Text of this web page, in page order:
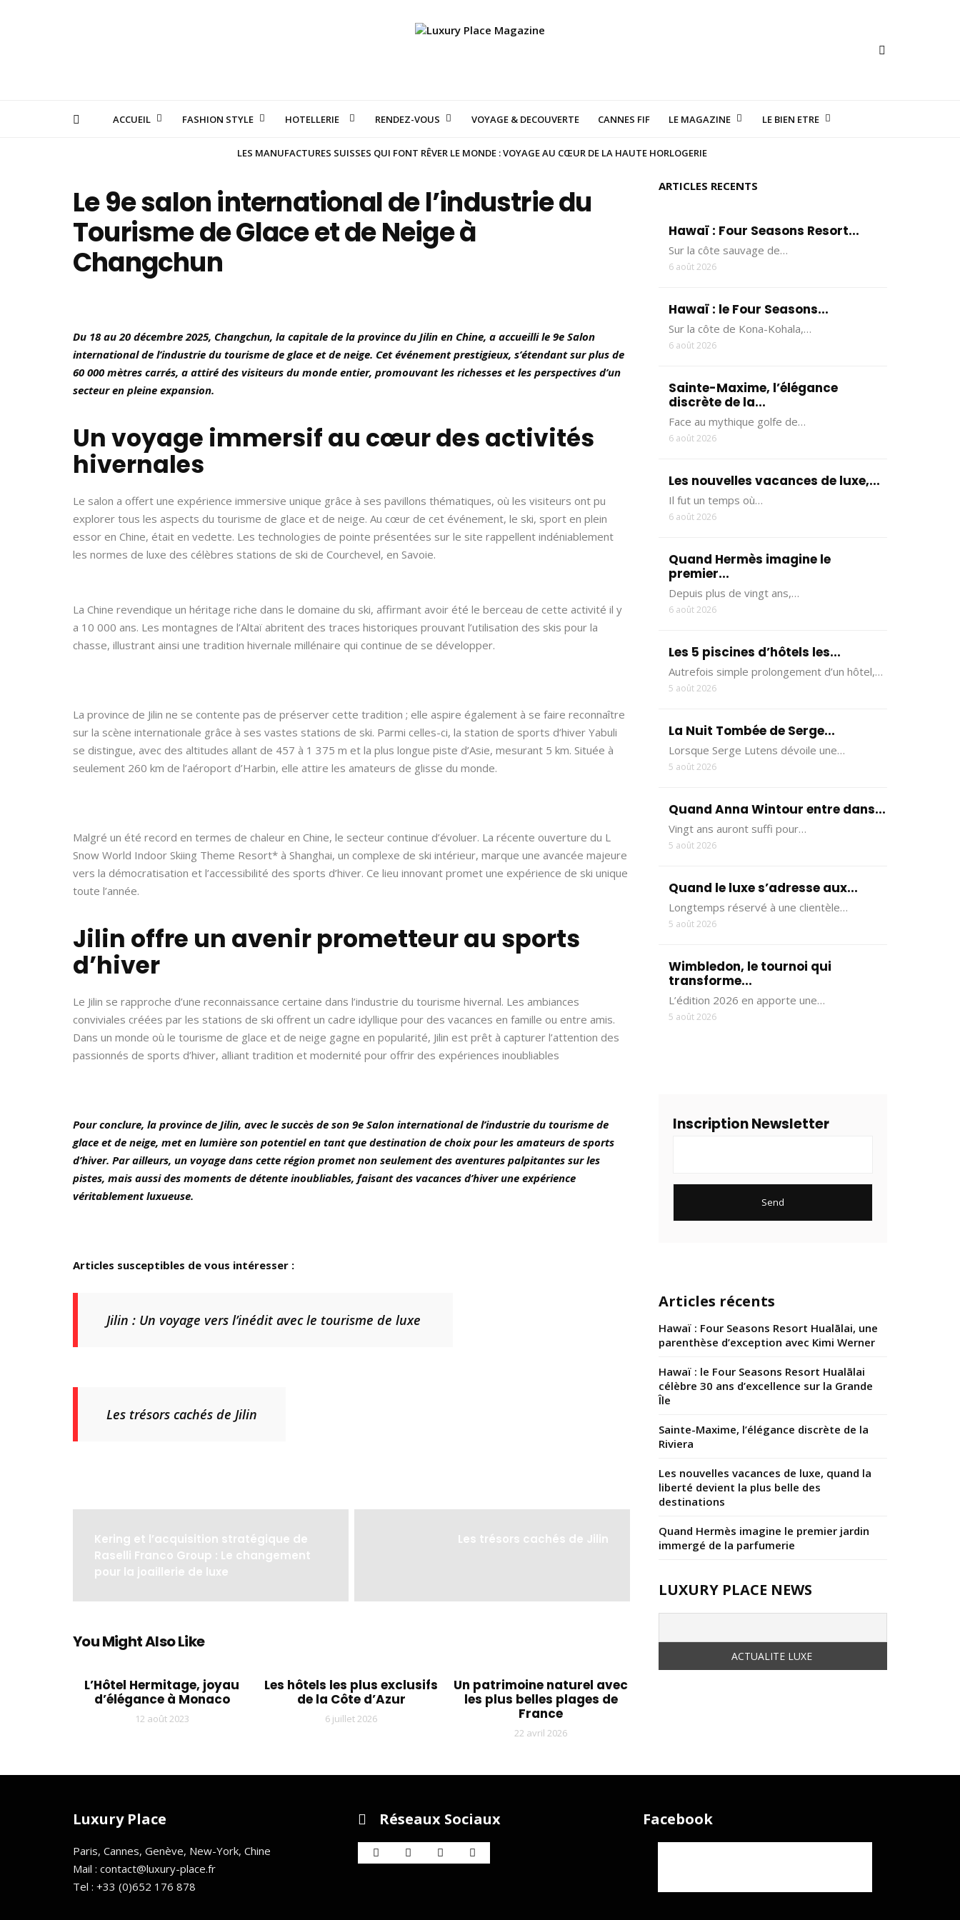
ACCUEIL FASHION STYLE HOTELLERIE RENDEZ-VOUS VOYAGE & DECOUVERTE CANNES FIF LE MAGAZINE LE BIEN ETRE
LES MANUFACTURES SUISSES QUI FONT RÊVER LE MONDE : VOYAGE AU CŒUR DE LA HAUTE HORLOGERIE
Le 9e salon international de l’industrie du
Tourisme de Glace et de Neige à
Changchun
Du 18 au 20 décembre 2025, Changchun, la capitale de la province du Jilin en Chine, a accueilli le 9e Salon
international de l’industrie du tourisme de glace et de neige. Cet événement prestigieux, s’étendant sur plus de
60 000 mètres carrés, a attiré des visiteurs du monde entier, promouvant les richesses et les perspectives d’un
secteur en pleine expansion.
Un voyage immersif au cœur des activités
hivernales
Le salon a offert une expérience immersive unique grâce à ses pavillons thématiques, où les visiteurs ont pu
explorer tous les aspects du tourisme de glace et de neige. Au cœur de cet événement, le ski, sport en plein
essor en Chine, était en vedette. Les technologies de pointe présentées sur le site rappellent indéniablement
les normes de luxe des célèbres stations de ski de Courchevel, en Savoie.
La Chine revendique un héritage riche dans le domaine du ski, affirmant avoir été le berceau de cette activité il y
a 10 000 ans. Les montagnes de l’Altaï abritent des traces historiques prouvant l’utilisation des skis pour la
chasse, illustrant ainsi une tradition hivernale millénaire qui continue de se développer.
La province de Jilin ne se contente pas de préserver cette tradition ; elle aspire également à se faire reconnaître
sur la scène internationale grâce à ses vastes stations de ski. Parmi celles-ci, la station de sports d’hiver Yabuli
se distingue, avec des altitudes allant de 457 à 1 375 m et la plus longue piste d’Asie, mesurant 5 km. Située à
seulement 260 km de l’aéroport d’Harbin, elle attire les amateurs de glisse du monde.
Malgré un été record en termes de chaleur en Chine, le secteur continue d’évoluer. La récente ouverture du L
Snow World Indoor Skiing Theme Resort* à Shanghai, un complexe de ski intérieur, marque une avancée majeure
vers la démocratisation et l’accessibilité des sports d’hiver. Ce lieu innovant promet une expérience de ski unique
toute l’année.
Jilin offre un avenir prometteur au sports
d’hiver
Le Jilin se rapproche d’une reconnaissance certaine dans l’industrie du tourisme hivernal. Les ambiances
conviviales créées par les stations de ski offrent un cadre idyllique pour des vacances en famille ou entre amis.
Dans un monde où le tourisme de glace et de neige gagne en popularité, Jilin est prêt à capturer l’attention des
passionnés de sports d’hiver, alliant tradition et modernité pour offrir des expériences inoubliables
Pour conclure, la province de Jilin, avec le succès de son 9e Salon international de l’industrie du tourisme de
glace et de neige, met en lumière son potentiel en tant que destination de choix pour les amateurs de sports
d’hiver. Par ailleurs, un voyage dans cette région promet non seulement des aventures palpitantes sur les
pistes, mais aussi des moments de détente inoubliables, faisant des vacances d’hiver une expérience
véritablement luxueuse.
Articles susceptibles de vous intéresser :
Jilin : Un voyage vers l’inédit avec le tourisme de luxe
Les trésors cachés de Jilin
Kering et l’acquisition stratégique de
Raselli Franco Group : Le changement
pour la joaillerie de luxe
Les trésors cachés de Jilin
You Might Also Like
L’Hôtel Hermitage, joyau
d’élégance à Monaco
12 août 2023
Les hôtels les plus exclusifs
de la Côte d’Azur
6 juillet 2026
Un patrimoine naturel avec
les plus belles plages de
France
22 avril 2026
ARTICLES RECENTS
Hawaï : Four Seasons Resort...
Sur la côte sauvage de…
6 août 2026
Hawaï : le Four Seasons...
Sur la côte de Kona-Kohala,…
6 août 2026
Sainte-Maxime, l’élégance
discrète de la...
Face au mythique golfe de…
6 août 2026
Les nouvelles vacances de luxe,...
Il fut un temps où…
6 août 2026
Quand Hermès imagine le
premier...
Depuis plus de vingt ans,…
6 août 2026
Les 5 piscines d’hôtels les...
Autrefois simple prolongement d’un hôtel,…
5 août 2026
La Nuit Tombée de Serge...
Lorsque Serge Lutens dévoile une…
5 août 2026
Quand Anna Wintour entre dans...
Vingt ans auront suffi pour…
5 août 2026
Quand le luxe s’adresse aux...
Longtemps réservé à une clientèle…
5 août 2026
Wimbledon, le tournoi qui
transforme...
L’édition 2026 en apporte une…
5 août 2026
Inscription Newsletter
Articles récents
Hawaï : Four Seasons Resort Hualālai, une
parenthèse d’exception avec Kimi Werner
Hawaï : le Four Seasons Resort Hualālai
célèbre 30 ans d’excellence sur la Grande
Île
Sainte-Maxime, l’élégance discrète de la
Riviera
Les nouvelles vacances de luxe, quand la
liberté devient la plus belle des
destinations
Quand Hermès imagine le premier jardin
immergé de la parfumerie
LUXURY PLACE NEWS
Luxury Place
Paris, Cannes, Genève, New-York, Chine
Mail : contact@luxury-place.fr
Tel : +33 (0)652 176 878
Réseaux Sociaux Facebook